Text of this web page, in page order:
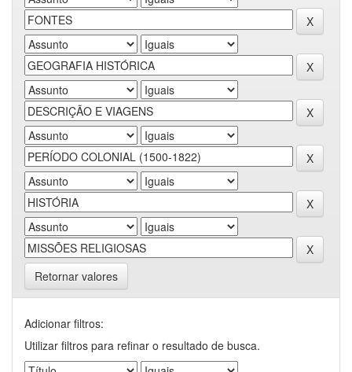
Retornar valores
Adicionar filtros:
Utilizar filtros para refinar o resultado de busca.